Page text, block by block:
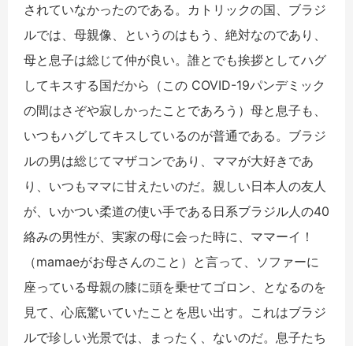
されていなかったのである。カトリックの国、ブラジ
ルでは、母親像、というのはもう、絶対なのであり、
母と息子は総じて仲が良い。誰とでも挨拶としてハグ
してキスする国だから（この COVID-19パンデミック
の間はさぞや寂しかったことであろう）母と息子も、
いつもハグしてキスしているのが普通である。ブラジ
ルの男は総じてマザコンであり、ママが大好きであ
り、いつもママに甘えたいのだ。親しい日本人の友人
が、いかつい柔道の使い手である日系ブラジル人の40
絡みの男性が、実家の母に会った時に、ママーイ！
（mamaeがお母さんのこと）と言って、ソファーに
座っている母親の膝に頭を乗せてゴロン、となるのを
見て、心底驚いていたことを思い出す。これはブラジ
ルで珍しい光景では、まったく、ないのだ。息子たち